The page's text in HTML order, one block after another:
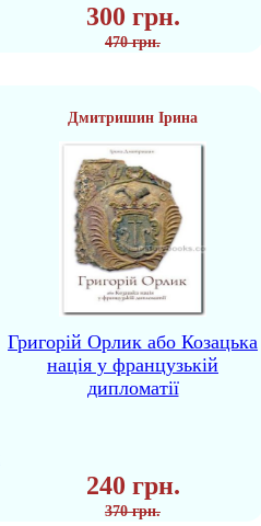
300 грн.
470 грн.
Дмитришин Ірина
Григорій Орлик або Козацька
нація у французькій
дипломатії
240 грн.
370 грн.